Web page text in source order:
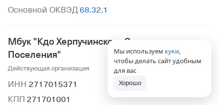
Основной ОКВЭД 68.32.1
Мбук "Кдо Херпучинского Сельского
Поселения"
Действующая организация
ИНН 2717015371
КПП 271701001
Мы используем куки,
чтобы делать сайт удобным
для вас
Хорошо